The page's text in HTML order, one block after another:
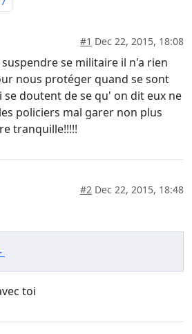
#1 Dec 22, 2015, 18:08
se militaire il n'a rien
nous protéger quand se sont
doutent de se qu' on dit eux ne
policiers mal garer non plus
tranquille!!!!!
#2 Dec 22, 2015, 18:48
toi